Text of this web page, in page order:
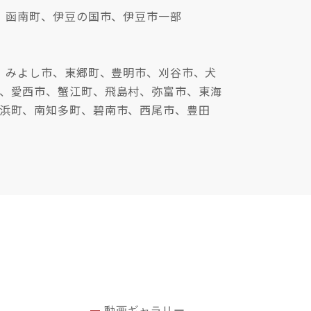
南町、伊豆の国市、伊豆市一部
よし市、東郷町、豊明市、刈谷市、犬
愛西市、蟹江町、飛島村、弥富市、東海
町、南知多町、碧南市、西尾市、豊田